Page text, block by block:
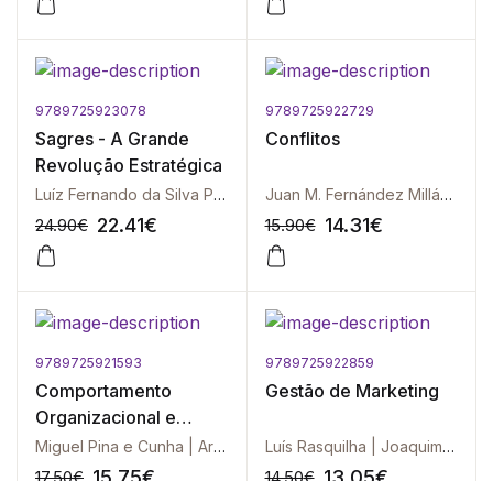
9789725923078
Sagres - A Grande
Revolução Estratégica
Luíz Fernando da Silva Pinto
24.90€ 22.41€
9789725922729
Conflitos
Juan M. Fernández Millán | Maria del Mar Ortiz Gómez
15.90€ 14.31€
9789725921593
Comportamento
Organizacional e
Gestão - Instrumentos
de Medida
Miguel Pina e Cunha | Arménio Rego
9789725922859
Gestão de Marketing
Luís Rasquilha | Joaquim Caetano